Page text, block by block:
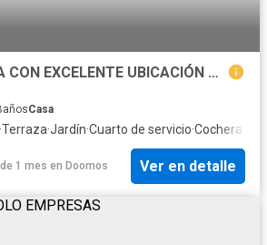
SE ALQUILA CASA CON EXCELENTE UBICACIÓN PARA DESARROLLAR TU NEGOCIO
Casa
·Terraza·Jardín·Cuarto de servicio·Cochera
1 mes en Doomos Ver en detalle